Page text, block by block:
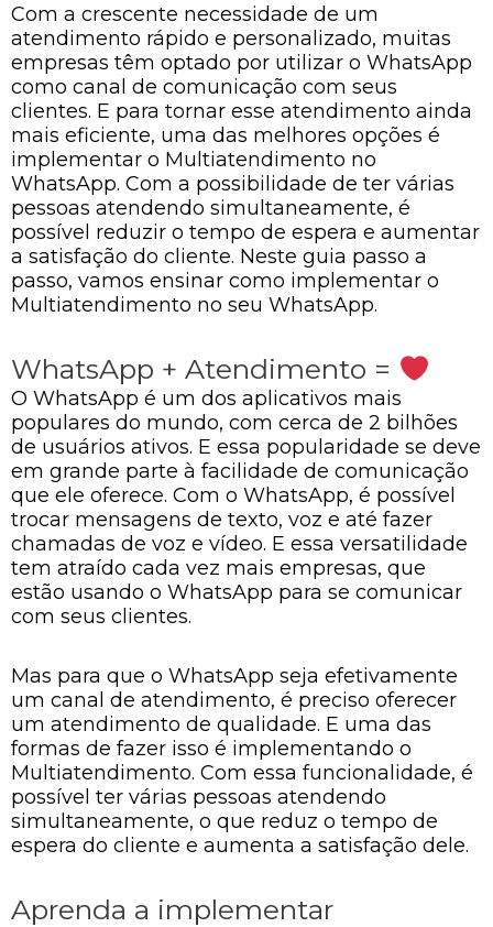
Com a crescente necessidade de um
atendimento rápido e personalizado, muitas
empresas têm optado por utilizar o WhatsApp
como canal de comunicação com seus
clientes. E para tornar esse atendimento ainda
mais eficiente, uma das melhores opções é
implementar o Multiatendimento no
WhatsApp. Com a possibilidade de ter várias
pessoas atendendo simultaneamente, é
possível reduzir o tempo de espera e aumentar
a satisfação do cliente. Neste guia passo a
passo, vamos ensinar como implementar o
Multiatendimento no seu WhatsApp.
WhatsApp + Atendimento =
O WhatsApp é um dos aplicativos mais
populares do mundo, com cerca de 2 bilhões
de usuários ativos. E essa popularidade se deve
em grande parte à facilidade de comunicação
que ele oferece. Com o WhatsApp, é possível
trocar mensagens de texto, voz e até fazer
chamadas de voz e vídeo. E essa versatilidade
tem atraído cada vez mais empresas, que
estão usando o WhatsApp para se comunicar
com seus clientes.
Mas para que o WhatsApp seja efetivamente
um canal de atendimento, é preciso oferecer
um atendimento de qualidade. E uma das
formas de fazer isso é implementando o
Multiatendimento. Com essa funcionalidade, é
possível ter várias pessoas atendendo
simultaneamente, o que reduz o tempo de
espera do cliente e aumenta a satisfação dele.
Aprenda a implementar